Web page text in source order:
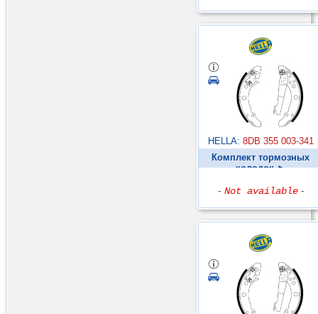
HELLA: 8DB 355 003-341
Комплект тормозных
колодок ►
- Not available -